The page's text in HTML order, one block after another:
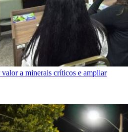
a minerais críticos e ampliar